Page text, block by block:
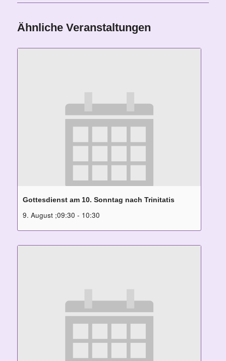
Ähnliche Veranstaltungen
Gottesdienst am 10. Sonntag nach Trinitatis
9. August ;09:30 - 10:30